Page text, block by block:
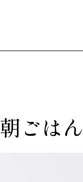
朝ごはん